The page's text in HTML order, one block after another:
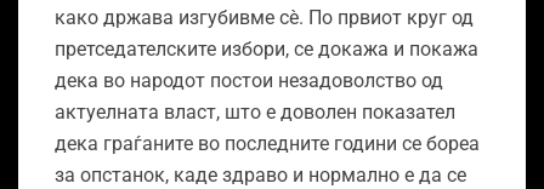
како држава изгубивме сѐ. По првиот круг од
претседателските избори, се докажа и покажа
дека во народот постои незадоволство од
актуелната власт, што е доволен показател
дека граѓаните во последните години се бореа
за опстанок, каде здраво и нормално е да се